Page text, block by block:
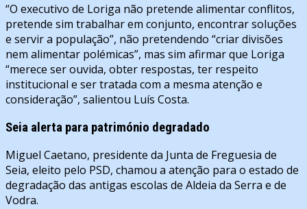
“O executivo de Loriga não pretende alimentar conflitos,
pretende sim trabalhar em conjunto, encontrar soluções
e servir a população”, não pretendendo “criar divisões
nem alimentar polémicas”, mas sim afirmar que Loriga
“merece ser ouvida, obter respostas, ter respeito
institucional e ser tratada com a mesma atenção e
consideração”, salientou Luís Costa.
Seia alerta para património degradado
Miguel Caetano, presidente da Junta de Freguesia de
Seia, eleito pelo PSD, chamou a atenção para o estado de
degradação das antigas escolas de Aldeia da Serra e de
Vodra.